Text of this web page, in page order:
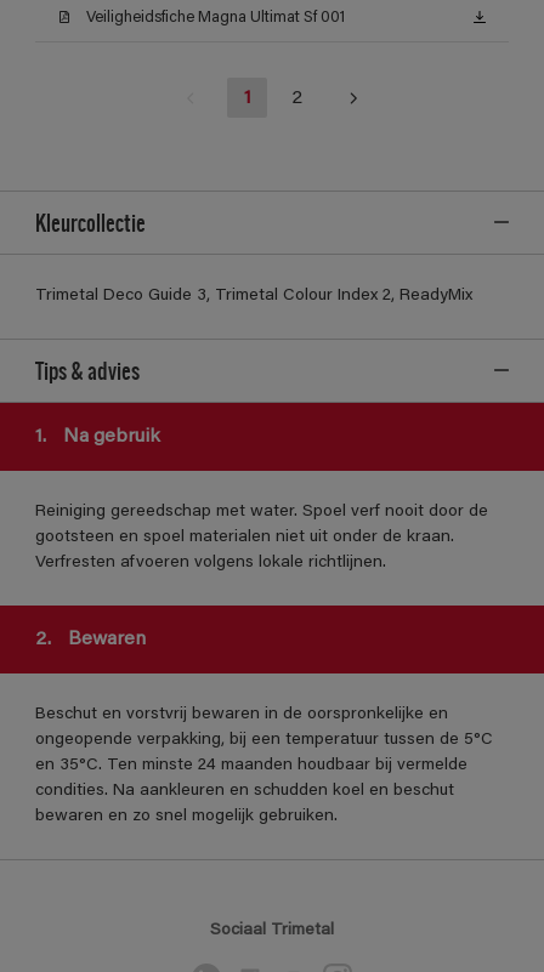
Veiligheidsfiche Magna Ultimat Sf 001
1 2
Kleurcollectie
Trimetal Deco Guide 3, Trimetal Colour Index 2, ReadyMix
Tips & advies
1. Na gebruik
Reiniging gereedschap met water. Spoel verf nooit door de
gootsteen en spoel materialen niet uit onder de kraan.
Verfresten afvoeren volgens lokale richtlijnen.
2. Bewaren
Beschut en vorstvrij bewaren in de oorspronkelijke en
ongeopende verpakking, bij een temperatuur tussen de 5°C
en 35°C. Ten minste 24 maanden houdbaar bij vermelde
condities. Na aankleuren en schudden koel en beschut
bewaren en zo snel mogelijk gebruiken.
Sociaal Trimetal